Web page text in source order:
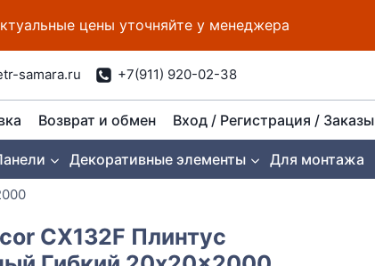
цены уточняйте у менеджера
samara.ru +7(911) 920-02-38
Возврат и обмен Вход / Регистрация / Заказы
Декоративные элементы Для монтажа
CX132F Плинтус